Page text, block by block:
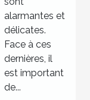
médicale
?
alarmantes et
délicates.
Face à ces
dernières, il
est important
de...